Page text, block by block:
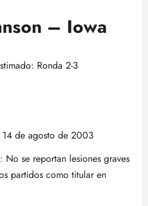
– Iowa
Ronda 2-3
de agosto de 2003
No se reportan lesiones graves
partidos como titular en